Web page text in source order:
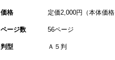
価格 定価2,000円（本体価
ページ数 56ページ
判型 Ａ５判